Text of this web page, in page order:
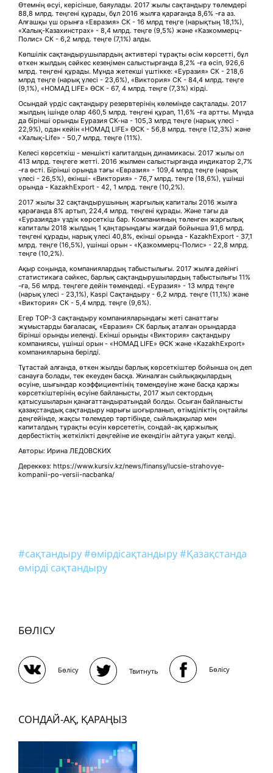
Өтемнің өсуі, керісінше, баяулады. 2017 жылы сақтандыру төлемдері
88,8 млрд. теңгені құрады, бұл 2016 жылға қарағанда 8,6% -ға аз.
Алғашқы үш орынға «Евразия» СК - 16 млрд теңге (нарықтың 18,1%),
«Халық-Казахинстрах» - 8,4 млрд. теңге (9,5%) және «Казкоммерц-
Полис» СК - 6,2 млрд. теңге (7,1%) алды.
Көпшілік сақтандырушылардың активтері тұрақты өсім көрсетті, бұл
өткен жылдың сәйкес кезеңімен салыстырғанда 8,2% -ға өсіп, 926,6
млрд. теңгені құрады. Мұнда жетекші үштікке: «Еуразия» СК - 218,6
млрд теңге (нарық үлесі - 23,6%), «Виктория» СК - 84,4 млрд. теңге
(9,1%), «НОМАД LIFE» ӨСК - 67, 4 млрд. теңге (7,3%) кірді.
Осындай үрдіс сақтандыру резервтерінің көлемінде сақталады. 2017
жылдың ішінде олар 460,5 млрд. теңгені құрап, 11,6% -ға артты. Мұнда
да бірінші орынды Еуразия СК-на - 105,3 млрд теңге (нарық үлесі -
22,9%), одан кейін «НОМАД LIFE» ӨСК - 56,8 млрд. теңге (12,3%) және
«Халық-Life» - 50,7 млрд. теңге (11%).
Келесі көрсеткіш - меншікті капиталдың динамикасы. 2017 жылы ол
413 млрд. теңгеге жетті. 2016 жылмен салыстырғанда индикатор 2,7%
-ға өсті. Бірінші орында тағы «Евразия» - 109,4 млрд теңге (нарық
үлесі - 26,5%), екінші- «Виктория» - 76,7 млрд. теңге (18,6%), үшінші
орында - KazakhExport - 42, 1 млрд. теңге (10,2%).
2017 жылы 32 сақтандырушының жарғылық капиталы 2016 жылға
қарағанда 8% артып, 224,4 млрд. теңгені құрады. Және тағы да
«Еуразияда» үздік көрсеткіш бар. Компанияның төленген жарғылық
капиталы 2018 жылдың 1 қаңтарындағы жағдай бойынша 91,6 млрд.
теңгені құрады, нарық үлесі 40,8%, екінші орында - KazakhExport - 37,1
млрд. теңге (16,5%), үшінші орын - «Қазкоммерц-Полис» - 22,8 млрд.
теңге (10,2%).
Ақыр соңында, компаниялардың табыстылығы. 2017 жылға дейінгі
статистикаға сәйкес, барлық сақтандырушылардың табыстылығы 11%
-ға, 56 млрд. теңгеге дейін төмендеді. «Еуразия» - 13 млрд теңге
(нарық үлесі - 23,1%), Kaspi Сақтандыру - 6,2 млрд. теңге (11,1%) және
«Виктория» CК - 5,4 млрд. теңге (9,6%).
Егер TOP-3 сақтандыру компанияларындағы жеті санаттағы
жұмыстарды бағаласақ, «Евразия» СК барлық аталған орындарда
бірінші орынды иеленді. Екінші орынды «Виктория» сақтандыру
компаниясы, үшінші орын - «НОМАД LIFE» ӨСК және «KazakhExport»
компанияларына берілді.
Тұтастай алғанда, өткен жылды барлық көрсеткіштер бойынша оң деп
санауға болады, тек екеуден басқа. Жиналған сыйлықақылардың
өсуіне, шығындар коэффициентінің төмендеуіне және басқа қаржы
көрсеткіштерінің өсуіне байланысты, 2017 жыл сектордың
қатысушыларын қанағаттандыратындай болды. Осыған байланысты
қазақстандық сақтандыру нарығы шоғырланып, өтімділіктің оңтайлы
деңгейінде, жақсы төлемдер тәртібінде, сыйлықақылар мен
капиталдың тұрақты өсуін көрсететін, сондай-ақ қаржылық
дербестіктің жеткілікті деңгейіне ие екендігін айтуға уақыт келді.
Авторы: Ирина ЛЕДОВСКИХ
Дереккөз: https://www.kursiv.kz/news/finansy/lucsie-strahovye-
kompanii-po-versii-nacbanka/
#сақтандыру#өмірдісақтандыру#Қазақстанда
өмірді сақтандыру
БӨЛІСУ
Бөлісу Твитнуть Бөлісу
СОНДАЙ-АҚ, ҚАРАҢЫЗ